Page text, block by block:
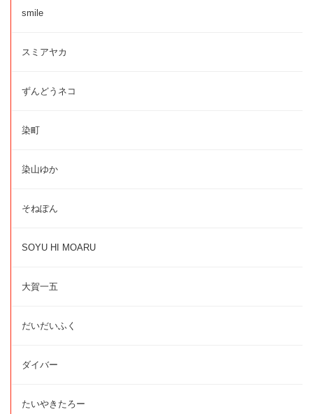
smile
スミアヤカ
ずんどうネコ
染町
染山ゆか
そねぽん
SOYU HI MOARU
大賀一五
だいだいふく
ダイバー
たいやきたろー